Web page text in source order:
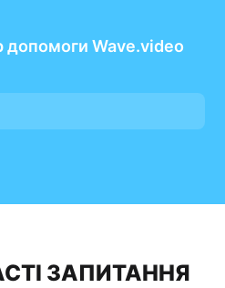
допомоги Wave.video
ЗАПИТАННЯ